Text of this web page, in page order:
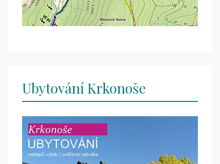
Ubytování Krkonoše